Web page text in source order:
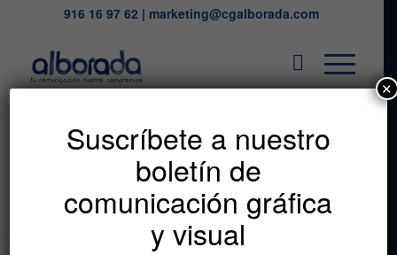
916 16 97 62 | marketing@cgalborada.com
Listado de la etiqueta:
industria papelera
Estás en: Inicio / industria papelera
Suscríbete a nuestro
boletín de
comunicación gráfica
y visual
✕